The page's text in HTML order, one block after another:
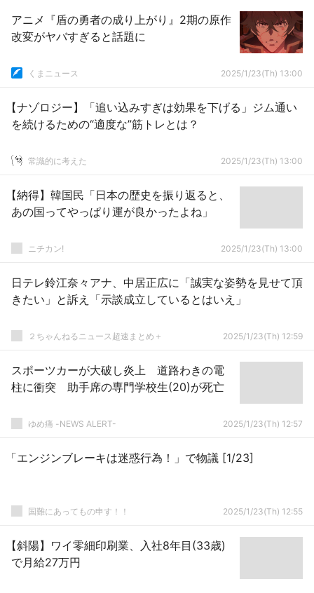
アニメ『盾の勇者の成り上がり』2期の原作
改変がヤバすぎると話題に
くまニュース 2025/1/23(Th) 13:00
【ナゾロジー】「追い込みすぎは効果を下げる」ジム通い
を続けるための“適度な”筋トレとは？
常識的に考えた 2025/1/23(Th) 13:00
【納得】韓国民「日本の歴史を振り返ると、
あの国ってやっぱり運が良かったよね」
ニチカン! 2025/1/23(Th) 13:00
日テレ鈴江奈々アナ、中居正広に「誠実な姿勢を見せて頂
きたい」と訴え「示談成立しているとはいえ」
２ちゃんねるニュース超速まとめ＋ 2025/1/23(Th) 12:59
スポーツカーが大破し炎上 道路わきの電
柱に衝突 助手席の専門学校生(20)が死亡
ゆめ痛 -NEWS ALERT- 2025/1/23(Th) 12:57
「エンジンブレーキは迷惑行為！」で物議 [1/23]
国難にあってもの申す！！ 2025/1/23(Th) 12:55
【斜陽】ワイ零細印刷業、入社8年目(33歳)
で月給27万円